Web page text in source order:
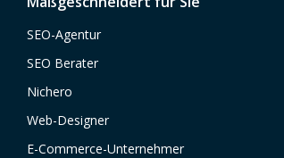
SEO-Agentur
SEO Berater
Nichero
Web-Designer
E-Commerce-Unternehmer